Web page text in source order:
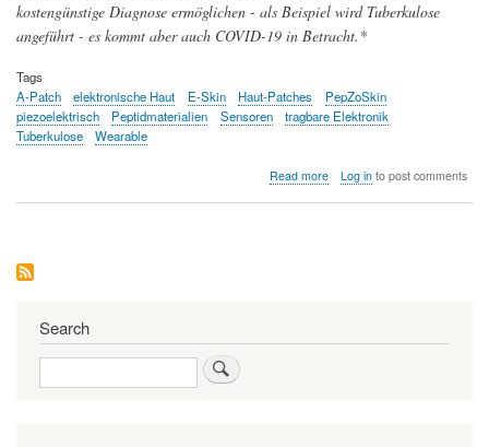
kostengünstige Diagnose ermöglichen - als Beispiel wird Tuberkulose
angeführt - es kommt aber auch COVID-19 in Betracht.*
Tags
A-Patch
elektronische Haut E-Skin Haut-Patches
PepZoSkin
piezoelektrisch
Peptidmaterialien Sensoren
tragbare Elektronik
Tuberkulose
Wearable
Read moreabout
Erkennung
Log into post comments
Search
Search